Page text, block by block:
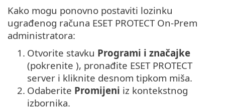
Kako mogu ponovno postaviti lozinku
ugrađenog računa ESET PROTECT On-Prem
administratora:
1. Otvorite stavku Programi i značajke
(pokrenite ), pronađite ESET PROTECT
server i kliknite desnom tipkom miša.
2. Odaberite Promijeni iz kontekstnog
izbornika.